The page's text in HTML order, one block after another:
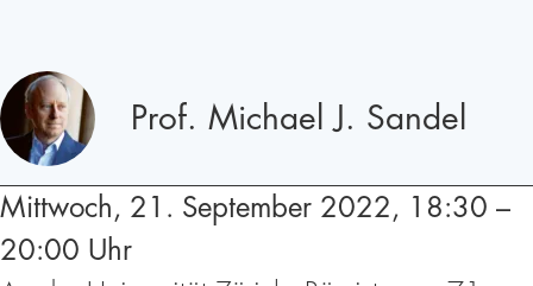
Prof. Michael J. Sandel
Mittwoch, 21. September 2022, 18:30 –
20:00 Uhr